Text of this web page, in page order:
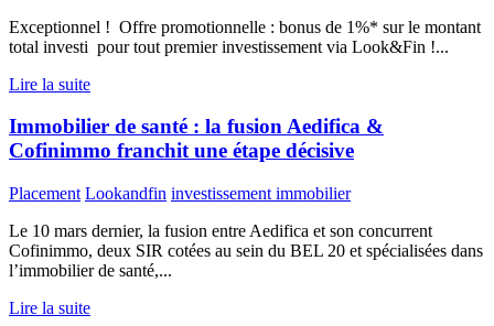
Exceptionnel ! Offre promotionnelle : bonus de 1%* sur le montant
total investi pour tout premier investissement via Look&Fin !...
Lire la suite
Immobilier de santé : la fusion Aedifica &
Cofinimmo franchit une étape décisive
Placement Lookandfin investissement immobilier
Le 10 mars dernier, la fusion entre Aedifica et son concurrent
Cofinimmo, deux SIR cotées au sein du BEL 20 et spécialisées dans
l’immobilier de santé,...
Lire la suite